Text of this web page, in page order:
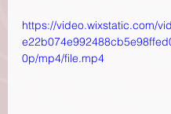
https://video.wixstatic.com/
0p/mp4/file.mp4